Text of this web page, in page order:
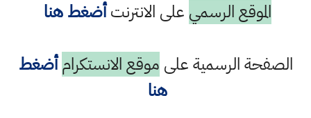
الموقع الرسمي على الانترنتأضغط هنا
الصفحة الرسمية على موقع الانستكرام أضغط
هنا